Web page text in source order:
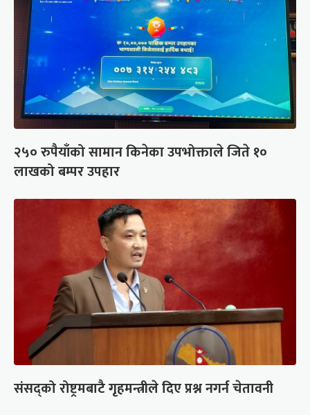
२५० रुपैयाँको सामान किनेका उपभोक्ताले जिते १०
लाखको बम्पर उपहार
संसद्को रोष्ट्रमबाटै गृहमन्त्रीले दिए प्रश्न नगर्न चेतावनी